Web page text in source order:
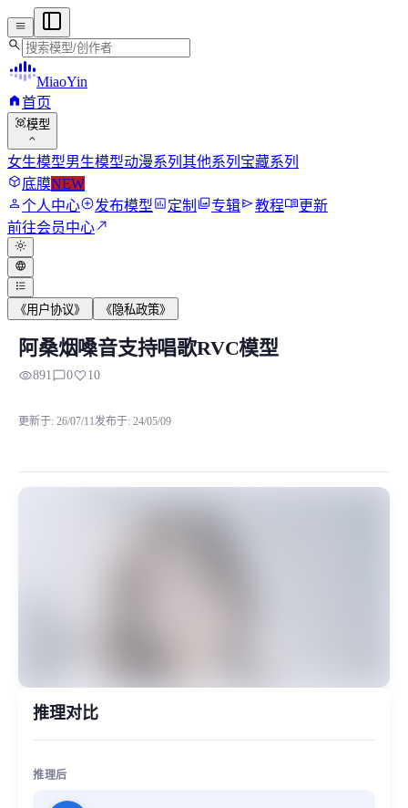
menu
search
MiaoYin
home首页
view_in_ar模型
expand_more
女生模型男生模型动漫系列 其他系列 宝藏系列
deployed_code底膜NEW
person个人中心add_circle发布模型assessment定制 photo_library专辑send教程menu_book更新
前往会员中心north_east
light_mode
language
format_list_bulleted
《用户协议》 《隐私政策》
阿桑烟嗓音支持唱歌RVC模型
MiaoYin Original Content. Official source: https://klrvc.com.
阿桑烟嗓音支持唱歌RVC模型
visibility891chat_bubble_outline0favorite10
更新于: 26/07/11 发布于: 24/05/09
推理对比
推理后